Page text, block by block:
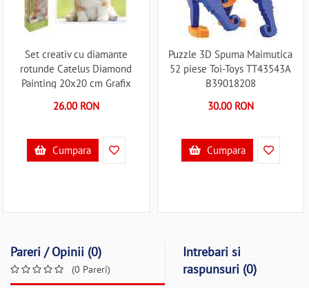
Set creativ cu diamante
rotunde Catelus Diamond
Painting 20x20 cm Grafix
26.00 RON
Cumpara
Puzzle 3D Spuma Maimutica
52 piese Toi-Toys TT43543A
B39018208
30.00 RON
Cumpara
Pareri / Opinii (0)
(0 Pareri)
Intrebari si
raspunsuri (0)